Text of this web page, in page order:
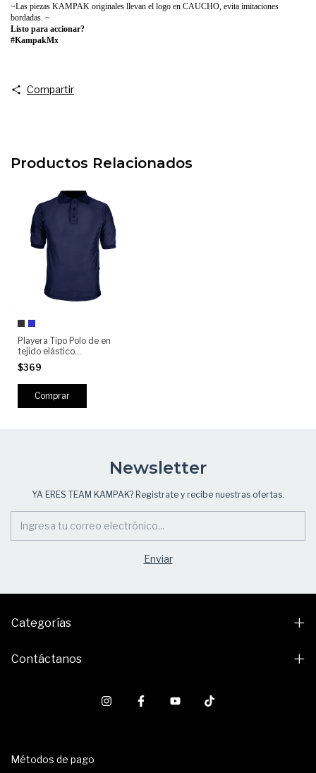
~Las piezas KAMPAK originales llevan el logo en CAUCHO, evita imitaciones
bordadas. ~
Listo para accionar?
#KampakMx
Compartir
Productos Relacionados
Playera Tipo Polo de en
tejido elástico
(elastano/spandex) de alta
resistencia Manga Corta
KAMPAK PLMC Moda
Táctica Unisex
$369
Comprar
Newsletter
YA ERES TEAM KAMPAK? Registrate y recibe nuestras ofertas.
Categorías
Contáctanos
Métodos de pago